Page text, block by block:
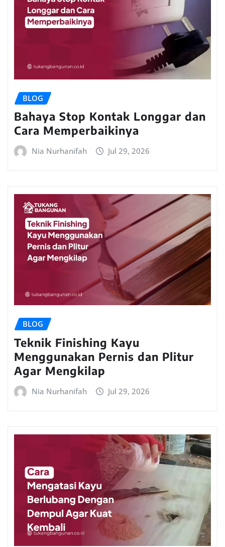
BLOG
Bahaya Stop Kontak Longgar dan
Cara Memperbaikinya
Nia Nurhanifah Jul 29, 2026
BLOG
Teknik Finishing Kayu
Menggunakan Pernis dan Plitur
Agar Mengkilap
Nia Nurhanifah Jul 29, 2026